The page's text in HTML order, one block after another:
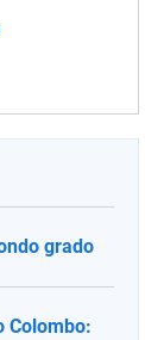
grado
Colombo: